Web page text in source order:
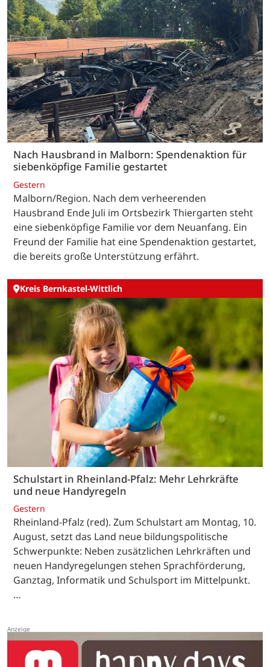
Nach Hausbrand in Malborn: Spendenaktion für
siebenköpfige Familie gestartet
Gestern
Malborn/Region. Nach dem verheerenden
Hausbrand Ende Juli im Ortsbezirk Thiergarten steht
eine siebenköpfige Familie vor dem Neuanfang. Ein
Freund der Familie hat eine Spendenaktion gestartet,
die bereits große Unterstützung erfährt.
Kreis Bernkastel-Wittlich
Schulstart in Rheinland-Pfalz: Mehr Lehrkräfte
und neue Handyregeln
Gestern
Rheinland-Pfalz (red). Zum Schulstart am Montag, 10.
August, setzt das Land neue bildungspolitische
Schwerpunkte: Neben zusätzlichen Lehrkräften und
neuen Handyregelungen stehen Sprachförderung,
Ganztag, Informatik und Schulsport im Mittelpunkt.
…